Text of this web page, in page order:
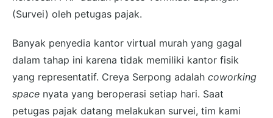
(Survei) oleh petugas pajak.
Banyak penyedia kantor virtual murah yang gagal
dalam tahap ini karena tidak memiliki kantor fisik
yang representatif. Creya Serpong adalah coworking
space nyata yang beroperasi setiap hari. Saat
petugas pajak datang melakukan survei, tim kami